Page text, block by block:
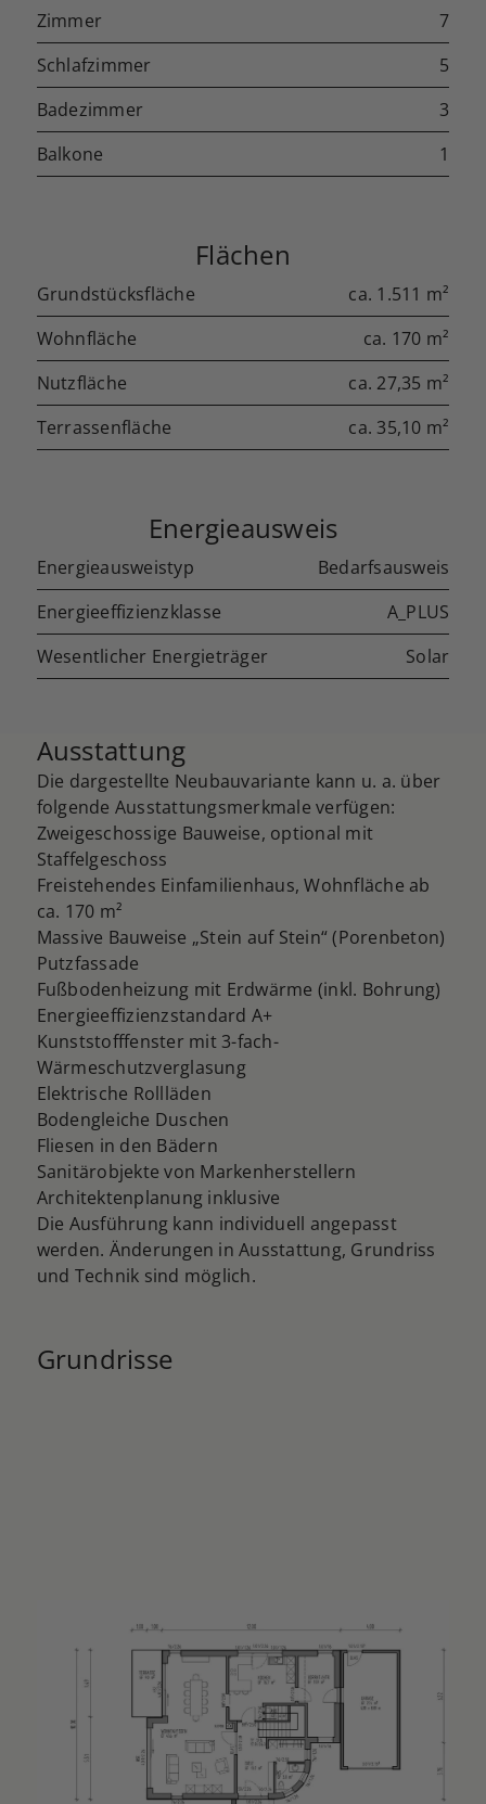
Zimmer
7
Schlafzimmer
5
Badezimmer
3
Balkone
1
Flächen
Grundstücksfläche
ca. 1.511 m²
Wohnfläche
ca. 170 m²
Nutzfläche
ca. 27,35 m²
Terrassenfläche
ca. 35,10 m²
Energieausweis
Energieausweistyp
Bedarfsausweis
Energieeffizienzklasse
A_PLUS
Wesentlicher Energieträger
Solar
Ausstattung
Die dargestellte Neubauvariante kann u. a. über
folgende Ausstattungsmerkmale verfügen:
Zweigeschossige Bauweise, optional mit
Staffelgeschoss
Freistehendes Einfamilienhaus, Wohnfläche ab
ca. 170 m²
Massive Bauweise „Stein auf Stein“ (Porenbeton)
Putzfassade
Fußbodenheizung mit Erdwärme (inkl. Bohrung)
Energieeffizienzstandard A+
Kunststofffenster mit 3-fach-
Wärmeschutzverglasung
Elektrische Rollläden
Bodengleiche Duschen
Fliesen in den Bädern
Sanitärobjekte von Markenherstellern
Architektenplanung inklusive
Die Ausführung kann individuell angepasst
werden. Änderungen in Ausstattung, Grundriss
und Technik sind möglich.
Grundrisse